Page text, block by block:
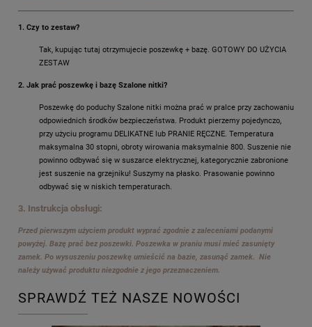
1. Czy to zestaw?
Tak, kupując tutaj otrzymujecie poszewkę + bazę. GOTOWY DO UŻYCIA
ZESTAW
2. Jak prać poszewkę i bazę Szalone nitki?
Poszewkę do poduchy Szalone nitki można prać w pralce przy zachowaniu
odpowiednich środków bezpieczeństwa. Produkt pierzemy pojedynczo,
przy użyciu programu DELIKATNE lub PRANIE RĘCZNE. Temperatura
maksymalna 30 stopni, obroty wirowania maksymalnie 800. Suszenie nie
powinno odbywać się w suszarce elektrycznej, kategorycznie zabronione
jest suszenie na grzejniku! Suszymy na płasko. Prasowanie powinno
odbywać się w niskich temperaturach.
3. Instrukcja obsługi:
Przed pierwszym użyciem produkt wyprać zgodnie z zaleceniami podanymi
powyżej. Bazę prać bez poszewki. Poszewka w praniu musi mieć zasunięty
zamek. Po wysuszeniu poszewkę umieścić na bazie, zasunąć zamek. Nie
należy używać produktu niezgodnie z jego przeznaczeniem.
SPRAWDŹ TEŻ NASZE NOWOŚCI